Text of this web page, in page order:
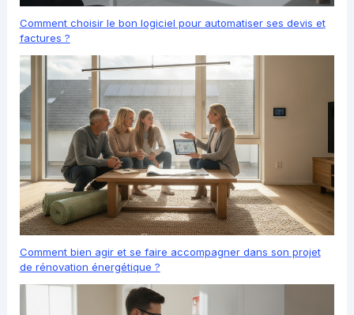
Comment choisir le bon logiciel pour automatiser ses devis et
factures ?
Comment bien agir et se faire accompagner dans son projet
de rénovation énergétique ?